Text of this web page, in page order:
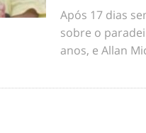
Após 17 dias
sobre o
anos, e Allan